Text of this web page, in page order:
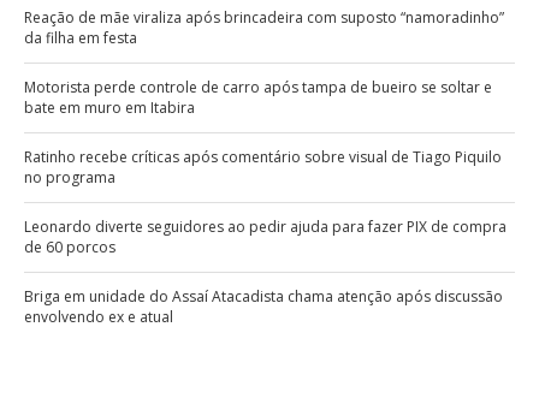
Reação de mãe viraliza após brincadeira com suposto “namoradinho”
da filha em festa
Motorista perde controle de carro após tampa de bueiro se soltar e
bate em muro em Itabira
Ratinho recebe críticas após comentário sobre visual de Tiago Piquilo
no programa
Leonardo diverte seguidores ao pedir ajuda para fazer PIX de compra
de 60 porcos
Briga em unidade do Assaí Atacadista chama atenção após discussão
envolvendo ex e atual